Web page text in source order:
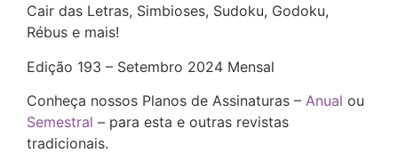
Cair das Letras, Simbioses, Sudoku, Godoku,
Rébus e mais!
Edição 193 – Setembro 2024 Mensal
Conheça nossos Planos de Assinaturas – Anual ou
Semestral – para esta e outras revistas
tradicionais.